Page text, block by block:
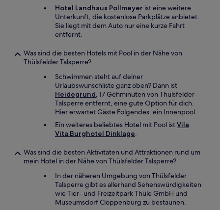
Hotel Landhaus Pollmeyer ist eine weitere
Unterkunft, die kostenlose Parkplätze anbietet.
Sie liegt mit dem Auto nur eine kurze Fahrt
entfernt.
Was sind die besten Hotels mit Pool in der Nähe von
Thülsfelder Talsperre?
Schwimmen steht auf deiner
Urlaubswunschliste ganz oben? Dann ist
Heidegrund, 17 Gehminuten von Thülsfelder
Talsperre entfernt, eine gute Option für dich.
Hier erwartet Gäste Folgendes: ein Innenpool.
Ein weiteres beliebtes Hotel mit Pool istVila
Vita Burghotel Dinklage.
Was sind die besten Aktivitäten und Attraktionen rund um
mein Hotel in der Nähe von Thülsfelder Talsperre?
In der näheren Umgebung von Thülsfelder
Talsperre gibt es allerhand Sehenswürdigkeiten
wie Tier- und Freizeitpark Thüle GmbH und
Museumsdorf Cloppenburg zu bestaunen.